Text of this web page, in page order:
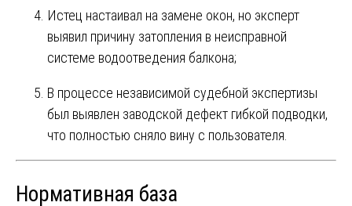
Истец настаивал на замене окон, но эксперт
выявил причину затопления в неисправной
системе водоотведения балкона;
В процессе независимой судебной экспертизы
был выявлен заводской дефект гибкой подводки,
что полностью сняло вину с пользователя.
Нормативная база